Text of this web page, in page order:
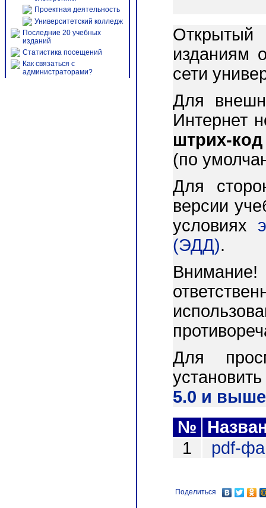
Проектная деятельность
Университетский колледж
Последние 20 учебных
изданий
Статистика посещений
Как связаться с
администраторами?
Открытый
изданиям
сети
Для
Интернет
штрих-код
(по
Для
версии
условиях
(ЭДД).
Для
5.0 и
№
1
pdf-
Поделиться